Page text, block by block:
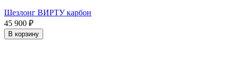
Шезлонг ВИРТУ карбон
45 900 ₽
В корзину